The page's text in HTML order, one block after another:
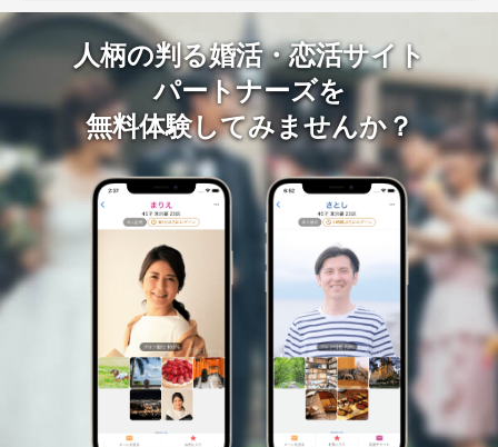
人柄の判る婚活・恋活サイト
パートナーズを
無料体験してみませんか？